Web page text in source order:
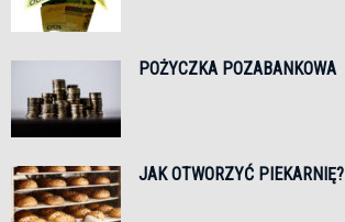
POŻYCZKA POZABANKOWA
JAK OTWORZYĆ PIEKARNIĘ?